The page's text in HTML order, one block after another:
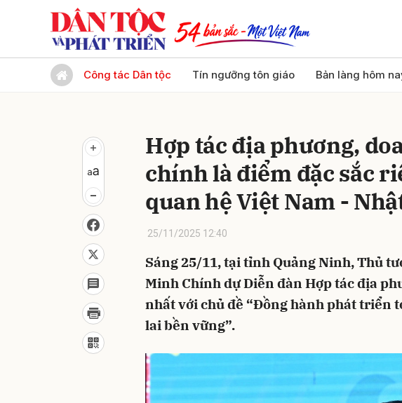
Công tác Dân tộc Tín ngưỡng tôn giáo Bản làng hôm
Hợp tác địa phương,
chính là điểm đặc sắc
quan hệ Việt Nam -
25/11/2025 12:40
Sáng 25/11, tại tỉnh Quảng Ninh, Thủ
Minh Chính dự Diễn đàn Hợp tác địa
nhất với chủ đề “Đồng hành phát triển
lai bền vững”.
Gửi bình luận